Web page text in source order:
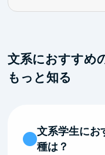
文系におすすめ
もっと知る
文系学生にお
種は？